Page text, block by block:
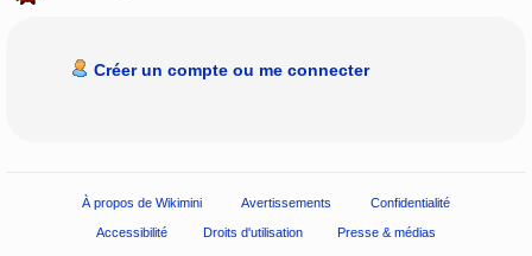
Créer un compte ou me connecter
À propos de Wikimini Avertissements Confidentialité
Accessibilité Droits d'utilisation Presse & médias